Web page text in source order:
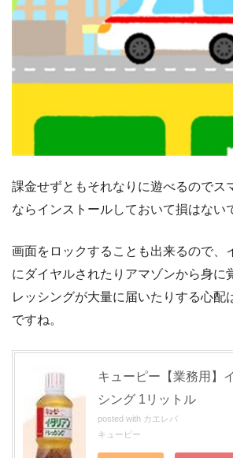
課金せずともそれなりに遊べるのでス
ならインストールしておいて損はない
画面をロックすることも出来るので、
にダイヤルされたりアマゾンから身に
レッシングが大量に届いたりする心配
ですね。
キューピー【業務用】
シング 1リットル
posted with カエレバ
キューピー